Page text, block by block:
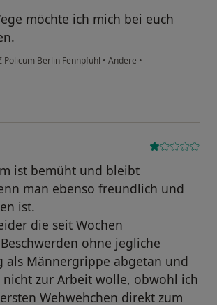
möchte ich mich bei euch
Policum Berlin Fennpfuhl • Andere •
ist bemüht und bleibt
man ebenso freundlich und
ist.
die seit Wochen
ohne jegliche
als Männergrippe abgetan und
nicht zur Arbeit wolle, obwohl ich
Wehwehchen direkt zum